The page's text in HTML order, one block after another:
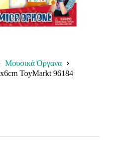
Μουσικά Όργανα
ToyMarkt 96184